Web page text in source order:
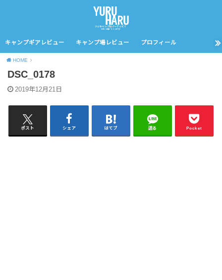
キャンプギアレビュー キャンプ場レビュー プロフィール
HOME
DSC_0178
2019年12月21日
ポスト シェア はてブ 送る Pocket